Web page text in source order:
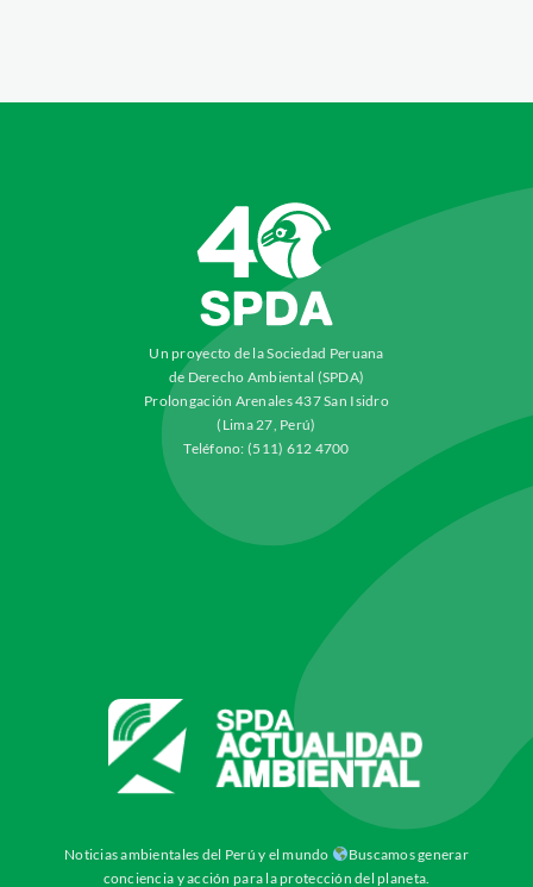
Un proyecto de la Sociedad Peruana
de Derecho Ambiental (SPDA)
Prolongación Arenales 437 San Isidro
(Lima 27, Perú)
Teléfono: (511) 612 4700
Noticias ambientales del Perú y el mundo
Buscamos generar
conciencia y acción para la protección del planeta.